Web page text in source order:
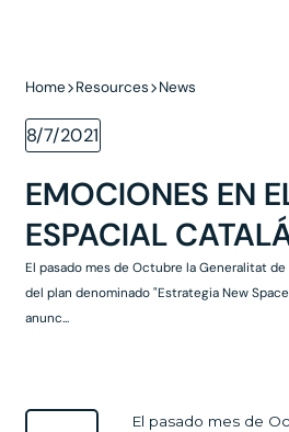
Home Resources News
8/7/2021
EMOCIONES EN
ESPACIAL
El pasado mes de Octubre la Generalitat
del plan denominado "Estrategia New
anunc...
El pasado mes de